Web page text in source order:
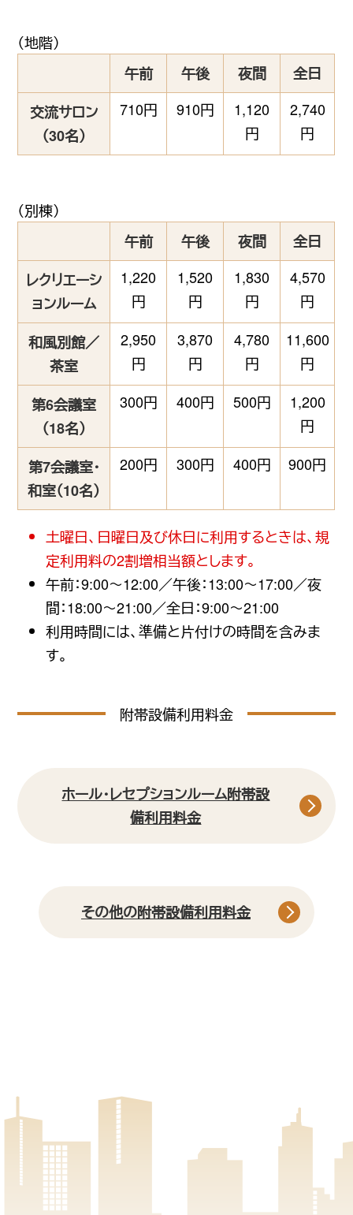
（地階）
午前
午後 夜間
全日
交流サロン
（30名）
710円 910円
1,120
円
2,740
円
（別棟）
午前
午後 夜間
全日
レクリエーシ
ョンルーム
1,220
円
1,520
円
1,830
円
4,570
円
和風別館／
茶室
2,950
円
3,870
円
4,780
円
11,600
円
第6会議室
（18名）
300円 400円 500円
1,200
円
第7会議室・
和室（10名）
200円 300円 400円 900円
土曜日、日曜日及び休日に利用するときは、規
定利用料の2割増相当額とします。
午前：9:00〜12:00／午後：13:00〜17:00／夜
間：18:00〜21:00／全日：9:00〜21:00
利用時間には、準備と片付けの時間を含みま
す。
附帯設備利用料金
ホール・レセプションルーム附帯設
備利用料金
その他の附帯設備利用料金